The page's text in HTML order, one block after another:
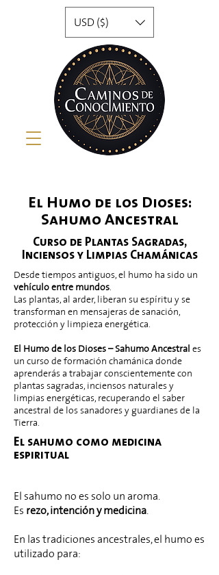
USD ($)
El Humo de los Dioses:
Sahumo Ancestral
Curso de Plantas Sagradas,
Inciensos y Limpias Chamánicas
Desde tiempos antiguos, el humo ha sido un
vehículo entre mundos.
Las plantas, al arder, liberan su espíritu y se
transforman en mensajeras de sanación,
protección y limpieza energética.
El Humo de los Dioses – Sahumo Ancestral es
un curso de formación chamánica donde
aprenderás a trabajar conscientemente con
plantas sagradas, inciensos naturales y
limpias energéticas, recuperando el saber
ancestral de los sanadores y guardianes de la
Tierra.
El sahumo como medicina
espiritual
El sahumo no es solo un aroma.
Es rezo, intención y medicina.
En las tradiciones ancestrales, el humo es
utilizado para: